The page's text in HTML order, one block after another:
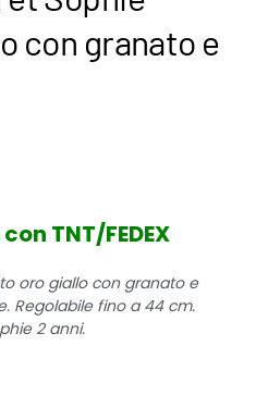
con granato e
TNT/FEDEX
oro giallo con granato e
Regolabile fino a 44 cm.
2 anni.